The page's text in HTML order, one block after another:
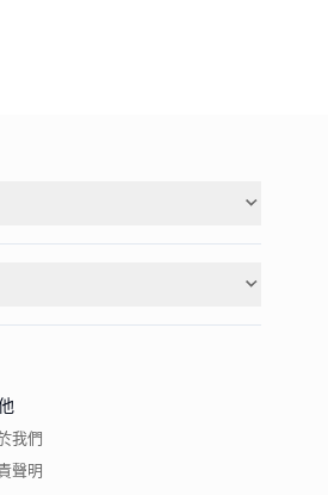
我們
聲明